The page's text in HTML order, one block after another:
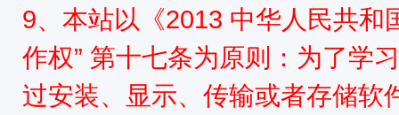
9、本站以《2013 中华人民共和
作权” 第十七条为原则：为了学
过安装、显示、传输或者存储软